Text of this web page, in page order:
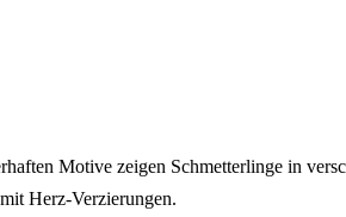
Motive zeigen Schmetterlinge in
Herz-Verzierungen.